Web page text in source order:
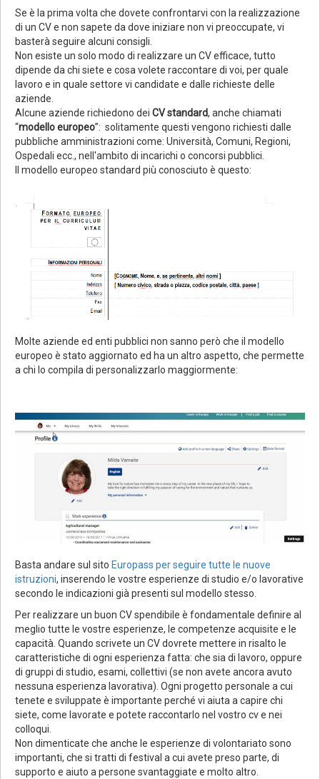
Se è la prima volta che dovete confrontarvi con la realizzazione
di un CV e non sapete da dove iniziare non vi preoccupate, vi
basterà seguire alcuni consigli.
Non esiste un solo modo di realizzare un CV efficace, tutto
dipende da chi siete e cosa volete raccontare di voi, per quale
lavoro e in quale settore vi candidate e dalle richieste delle
aziende.
Alcune aziende richiedono dei CV standard, anche chiamati
“modello europeo”: solitamente questi vengono richiesti dalle
pubbliche amministrazioni come: Università, Comuni, Regioni,
Ospedali ecc., nell'ambito di incarichi o concorsi pubblici.
Il modello europeo standard più conosciuto è questo:
Molte aziende ed enti pubblici non sanno però che il modello
europeo è stato aggiornato ed ha un altro aspetto, che permette
a chi lo compila di personalizzarlo maggiormente:
Basta andare sul sito Europass per seguire tutte le nuove
istruzioni, inserendo le vostre esperienze di studio e/o lavorative
secondo le indicazioni già presenti sul modello stesso.
Per realizzare un buon CV spendibile è fondamentale definire al
meglio tutte le vostre esperienze, le competenze acquisite e le
capacità. Quando scrivete un CV dovrete mettere in risalto le
caratteristiche di ogni esperienza fatta: che sia di lavoro, oppure
di gruppi di studio, esami, collettivi (se non avete ancora avuto
nessuna esperienza lavorativa). Ogni progetto personale a cui
tenete e sviluppate è importante perché vi aiuta a capire chi
siete, come lavorate e potete raccontarlo nel vostro cv e nei
colloqui.
Non dimenticate che anche le esperienze di volontariato sono
importanti, che si tratti di festival a cui avete preso parte, di
supporto e aiuto a persone svantaggiate e molto altro.